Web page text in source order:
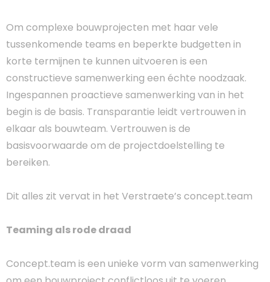
Om complexe bouwprojecten met haar vele
tussenkomende teams en beperkte budgetten in
korte termijnen te kunnen uitvoeren is een
constructieve samenwerking een échte noodzaak.
Ingespannen proactieve samenwerking van in het
begin is de basis. Transparantie leidt vertrouwen in
elkaar als bouwteam. Vertrouwen is de
basisvoorwaarde om de projectdoelstelling te
bereiken.
Dit alles zit vervat in het Verstraete’s concept.team
Teaming als rode draad
Concept.team is een unieke vorm van samenwerking